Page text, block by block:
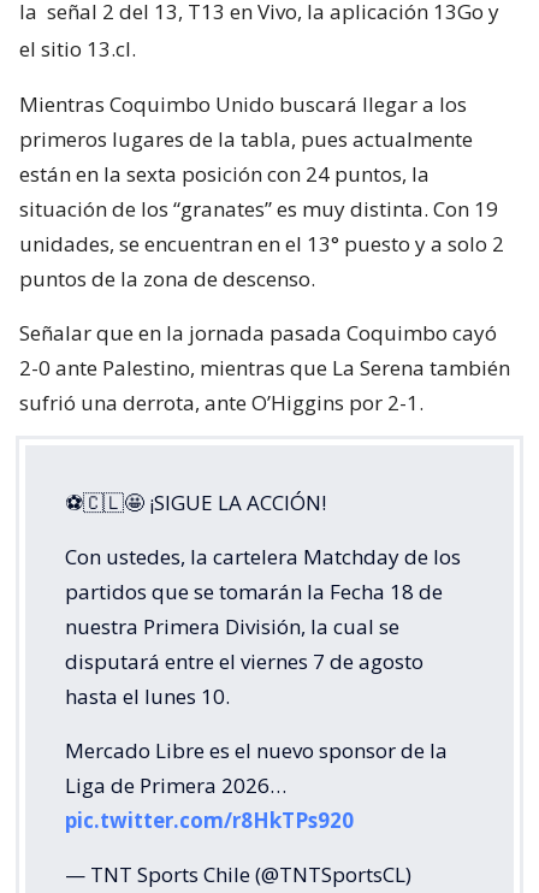
la señal 2 del 13, T13 en Vivo, la aplicación 13Go y
el sitio 13.cl.
Mientras Coquimbo Unido buscará llegar a los
primeros lugares de la tabla, pues actualmente
están en la sexta posición con 24 puntos, la
situación de los “granates” es muy distinta. Con 19
unidades, se encuentran en el 13° puesto y a solo 2
puntos de la zona de descenso.
Señalar que en la jornada pasada Coquimbo cayó
2-0 ante Palestino, mientras que La Serena también
sufrió una derrota, ante O’Higgins por 2-1.
⚽🇨🇱🤩 ¡SIGUE LA ACCIÓN!
Con ustedes, la cartelera Matchday de los
partidos que se tomarán la Fecha 18 de
nuestra Primera División, la cual se
disputará entre el viernes 7 de agosto
hasta el lunes 10.
Mercado Libre es el nuevo sponsor de la
Liga de Primera 2026…
pic.twitter.com/r8HkTPs920
— TNT Sports Chile (@TNTSportsCL)